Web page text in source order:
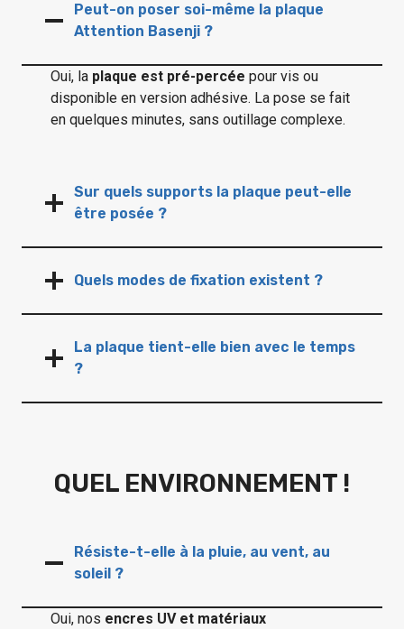
Peut-on poser soi-même la plaque
Attention Basenji ?
Oui, la plaque est pré-percée pour vis ou
disponible en version adhésive. La pose se fait
en quelques minutes, sans outillage complexe.
Sur quels supports la plaque peut-elle
être posée ?
Quels modes de fixation existent ?
La plaque tient-elle bien avec le temps
?
QUEL ENVIRONNEMENT !
Résiste-t-elle à la pluie, au vent, au
soleil ?
Oui, nos encres UV et matériaux